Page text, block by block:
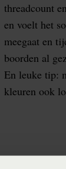
threadcount
en voelt het
meegaat en
boorden al
En leuke tip:
kleuren ook